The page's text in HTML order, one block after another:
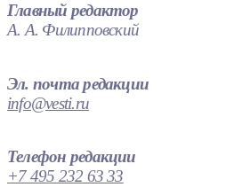
Главный редактор
А. А. Филипповский
Эл. почта редакции
info@vesti.ru
Телефон редакции
+7 495 232 63 33